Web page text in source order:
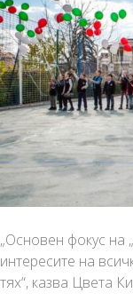
„Основен фокус на
интересите на
тях“, казва Цвета